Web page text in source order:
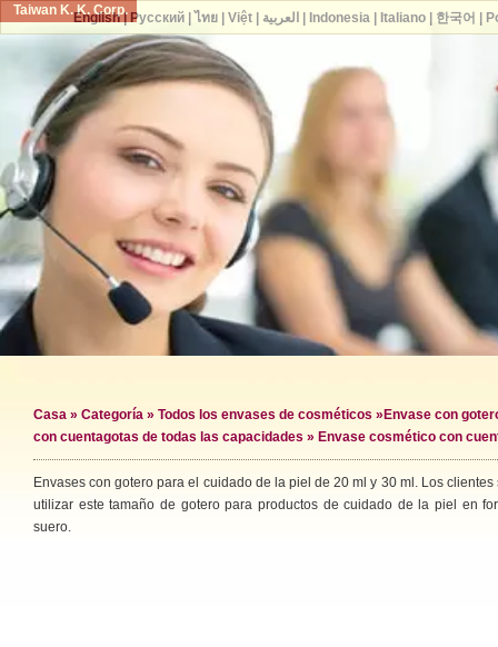
Taiwan K. K. Corp.
Casa » Categoría » Todos los envases de cosméticos » Envase con
con cuentagotas de todas las capacidades » Envase cosmético con
Envases con gotero para el cuidado de la piel de 20 ml y 30 ml. Los clientes
utilizar este tamaño de gotero para productos de cuidado de la piel en
suero.
English| Русский| ไทย| Việt| العربية Indonesia| Italiano| 한국어